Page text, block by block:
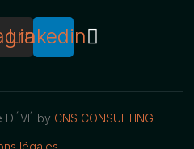
Linkedin
by CNS CONSULTING